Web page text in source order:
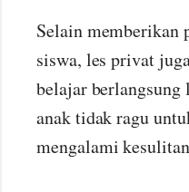
Selain memberikan
siswa, les privat
belajar berlangsung
anak tidak ragu
mengalami